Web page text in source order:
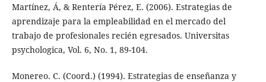
Martínez, Á, & Rentería Pérez, E. (2006). Estrategias de
aprendizaje para la empleabilidad en el mercado del
trabajo de profesionales recién egresados. Universitas
psychologica, Vol. 6, No. 1, 89-104.
Monereo. C. (Coord.) (1994). Estrategias de enseñanza y